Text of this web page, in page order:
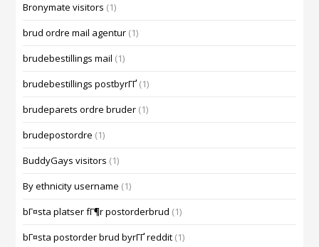
Bronymate visitors (1)
brud ordre mail agentur (1)
brudebestillings mail (1)
brudebestillings postbyrГҐ (1)
brudeparets ordre bruder (1)
brudepostordre (1)
BuddyGays visitors (1)
By ethnicity username (1)
bГ¤sta platser fГ¶r postorderbrud (1)
bГ¤sta postorder brud byrГҐ reddit (1)